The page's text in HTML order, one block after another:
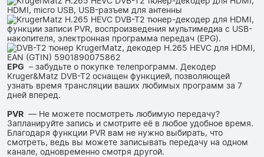
EPG – забудьте о покупке телепрограмм. Декодер
Kruger&Matz DVB-T2 оснащен функцией, позволяющей
узнать время трансляции ваших любимых программ за 7
дней вперед.
PVR — Не можете посмотреть любимую передачу?
Запланируйте запись и смотрите её в любое удобное время.
Благодаря функции PVR вам не нужно выбирать, что
смотреть, ведь вы можете записывать передачу на одном
канале, одновременно смотря другой.